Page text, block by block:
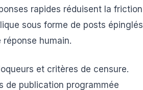
rapides réduisent la friction
sous forme de posts épinglés
humain.
et critères de censure.
de publication programmée